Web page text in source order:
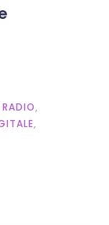
,
,